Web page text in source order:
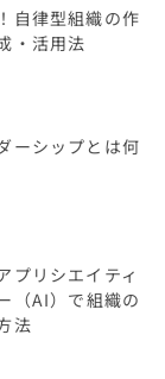
自律型組織の作
・活用法
ーシップとは何
プリシエイティ
（AI）で組織の
法